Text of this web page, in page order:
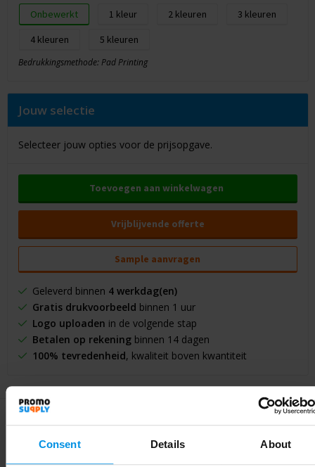
Consent Details About
Onbewerkt 1 2
3
4
5
Bedrukkingsmethode: Pad Printing
Jouw selectie
Selecteer jouw opties voor de prijsopgave.
Toevoegen aan winkelwagen
Vrijblijvende offerte
Sample aanvragen
Geleverd binnen 4 werkdag(en)
Gratis drukvoorbeeld binnen 1 uur
Logo uploaden in de volgende stap
Betalen op rekeningbinnen 14 dagen
100% tevredenheid, kwaliteit boven kwantiteit